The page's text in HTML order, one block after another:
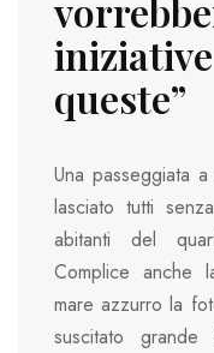
queste”
Una passeggiata
lasciato tutti
abitanti del
Complice anche
mare azzurro la
suscitato